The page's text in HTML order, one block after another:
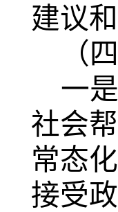
建议
（
一
社会
常态
接受